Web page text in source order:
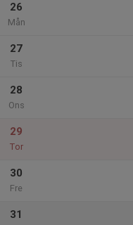
26
Mån
27
Tis
28
Ons
29
Tor
30
Fre
31